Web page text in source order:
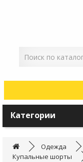
Категории
Одежда
Купальные шорты